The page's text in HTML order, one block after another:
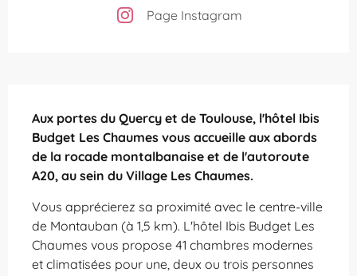
Page Instagram
Aux portes du Quercy et de Toulouse, l'hôtel Ibis
Budget Les Chaumes vous accueille aux abords
de la rocade montalbanaise et de l'autoroute
A20, au sein du Village Les Chaumes.
Vous apprécierez sa proximité avec le centre-ville
de Montauban (à 1,5 km). L'hôtel Ibis Budget Les
Chaumes vous propose 41 chambres modernes
et climatisées pour une, deux ou trois personnes